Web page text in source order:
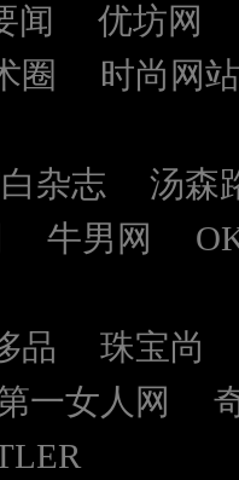
闻
优坊网
圈
时尚网站
杂志
汤森
牛男网
品
珠宝尚
一女人网